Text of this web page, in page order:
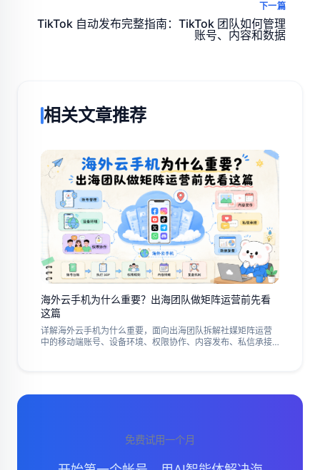
下一篇
TikTok 自动发布完整指南：TikTok 团队如何管理
账号、内容和数据
相关文章推荐
海外云手机为什么重要？出海团队做矩阵运营前先看
这篇
详解海外云手机为什么重要，面向出海团队拆解社媒矩阵运营
中的移动端账号、设备环境、权限协作、内容发布、私信承接
免费试用一个月